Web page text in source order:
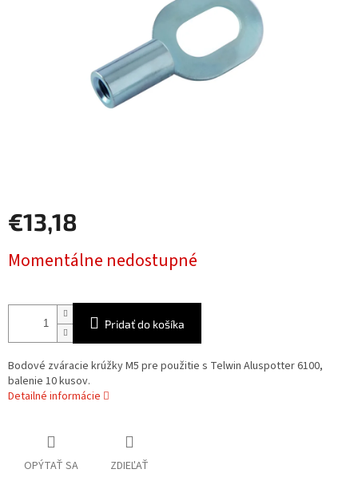
€13,18
cena:
Momentálne nedostupné
Pridať do košíka
Bodové zváracie krúžky M5 pre použitie s Telwin Aluspotter 6100,
balenie 10 kusov.
Detailné informácie
OPÝTAŤ SA ZDIEĽAŤ